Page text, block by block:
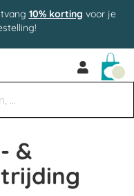
10% korting voor je
&